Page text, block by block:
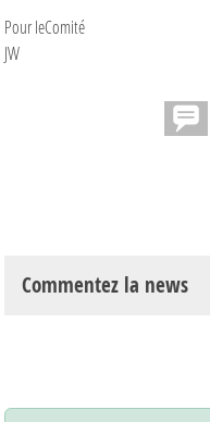
Pour leComité
JW
Commentez la news